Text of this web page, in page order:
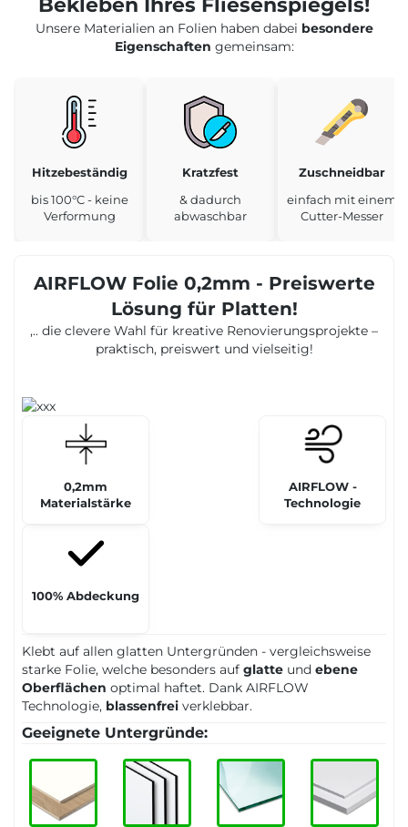
Bekleben Ihres Fliesenspiegels!
Unsere Materialien an Folien haben dabei besondere
Eigenschaften gemeinsam:
Hitzebeständig
bis 100°C - keine
Verformung
Kratzfest
& dadurch
abwaschbar
Zuschneidbar
einfach mit einem
Cutter-Messer
AIRFLOW Folie 0,2mm - Preiswerte
Lösung für Platten!
,.. die clevere Wahl für kreative Renovierungsprojekte –
praktisch, preiswert und vielseitig!
0,2mm
Materialstärke
AIRFLOW -
Technologie
100% Abdeckung
Klebt auf allen glatten Untergründen - vergleichsweise
starke Folie, welche besonders auf glatte und ebene
Oberflächen optimal haftet. Dank AIRFLOW
Technologie, blassenfrei verklebbar.
Geeignete Untergründe: